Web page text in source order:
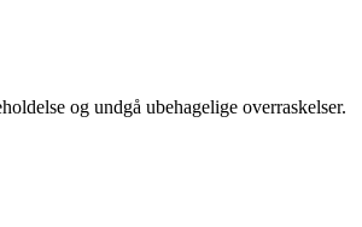
og undgå ubehagelige overraskelser.